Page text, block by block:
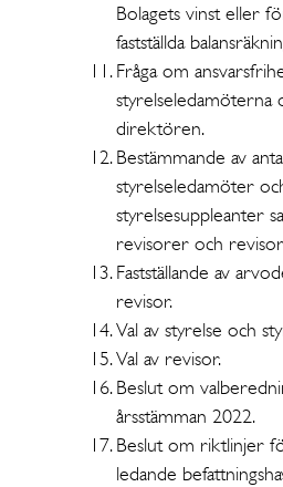
Bolagets vinst eller
fastställda
Fråga om
styrelseledamöterna
direktören.
Bestämmande av
styrelseledamöter
styrelsesuppleanter
revisorer och
Fastställande av
revisor.
Val av styrelse och
Val av revisor.
Beslut om
årsstämman 2022.
Beslut om riktlinjer
ledande